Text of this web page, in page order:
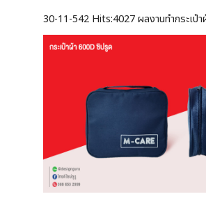
30-11-542 Hits:4027 ผลงานทำกระเป๋า